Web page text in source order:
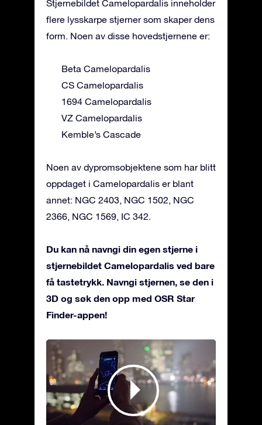
Stjernebildet Camelopardalis inneholder
flere lysskarpe stjerner som skaper dens
form. Noen av disse hovedstjernene er:
Beta Camelopardalis
CS Camelopardalis
1694 Camelopardalis
VZ Camelopardalis
Kemble’s Cascade
Noen av dypromsobjektene som har blitt
oppdaget i Camelopardalis er blant
annet: NGC 2403, NGC 1502, NGC
2366, NGC 1569, IC 342.
Du kan nå navngi din egen stjerne i
stjernebildet Camelopardalis ved bare
få tastetrykk. Navngi stjernen, se den i
3D og søk den opp med OSR Star
Finder-appen!